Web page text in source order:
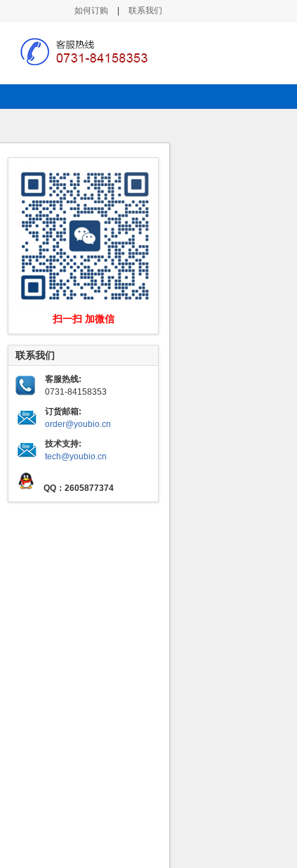
如何订购 联系我们
扫一扫 加微信
联系我们
客服热线:
0731-84158353
订货邮箱:
order@youbio.cn
技术支持:
tech@youbio.cn
QQ：2605877374